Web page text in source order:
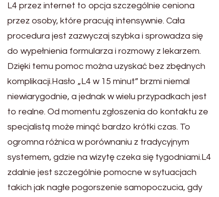
L4 przez internet to opcja szczególnie ceniona
przez osoby, które pracują intensywnie. Cała
procedura jest zazwyczaj szybka i sprowadza się
do wypełnienia formularza i rozmowy z lekarzem.
Dzięki temu pomoc można uzyskać bez zbędnych
komplikacji.Hasło „L4 w 15 minut” brzmi niemal
niewiarygodnie, a jednak w wielu przypadkach jest
to realne. Od momentu zgłoszenia do kontaktu ze
specjalistą może minąć bardzo krótki czas. To
ogromna różnica w porównaniu z tradycyjnym
systemem, gdzie na wizytę czeka się tygodniami.L4
zdalnie jest szczególnie pomocne w sytuacjach
takich jak nagłe pogorszenie samopoczucia, gdy